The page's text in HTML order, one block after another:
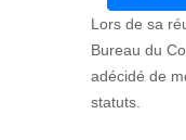
Lors de sa
Bureau du
adécidé de
statuts.